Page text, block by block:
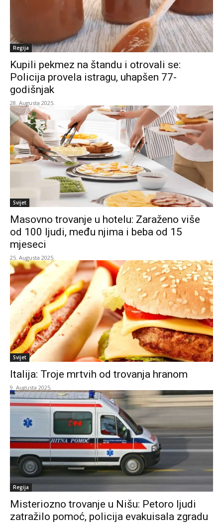
Regija
Kupili pekmez na štandu i otrovali se:
Policija provela istragu, uhapšen 77-
godišnjak
28. Augusta 2025.
Svijet
Masovno trovanje u hotelu: Zaraženo više
od 100 ljudi, među njima i beba od 15
mjeseci
25. Augusta 2025.
Svijet
Italija: Troje mrtvih od trovanja hranom
9. Augusta 2025.
Regija
Misteriozno trovanje u Nišu: Petoro ljudi
zatražilo pomoć, policija evakuisala zgradu